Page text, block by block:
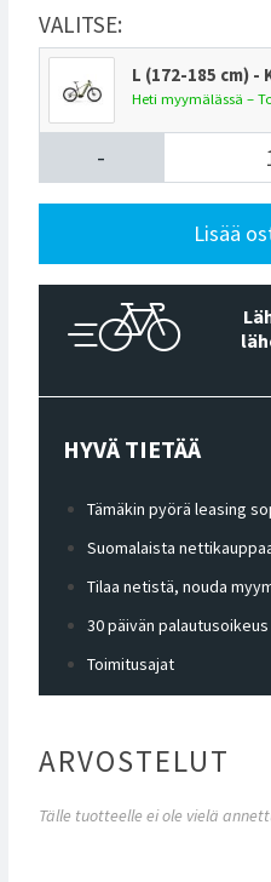
VALITSE:
L (172-185 cm) -
Heti myymälässä –
-
Lisää
HYVÄ TIETÄÄ
Tämäkin pyörä leasing
Suomalaista
Tilaa netistä, nouda
30 päivän palautusoikeus
Toimitusajat
ARVOSTELUT
Tälle tuotteelle ei ole vielä